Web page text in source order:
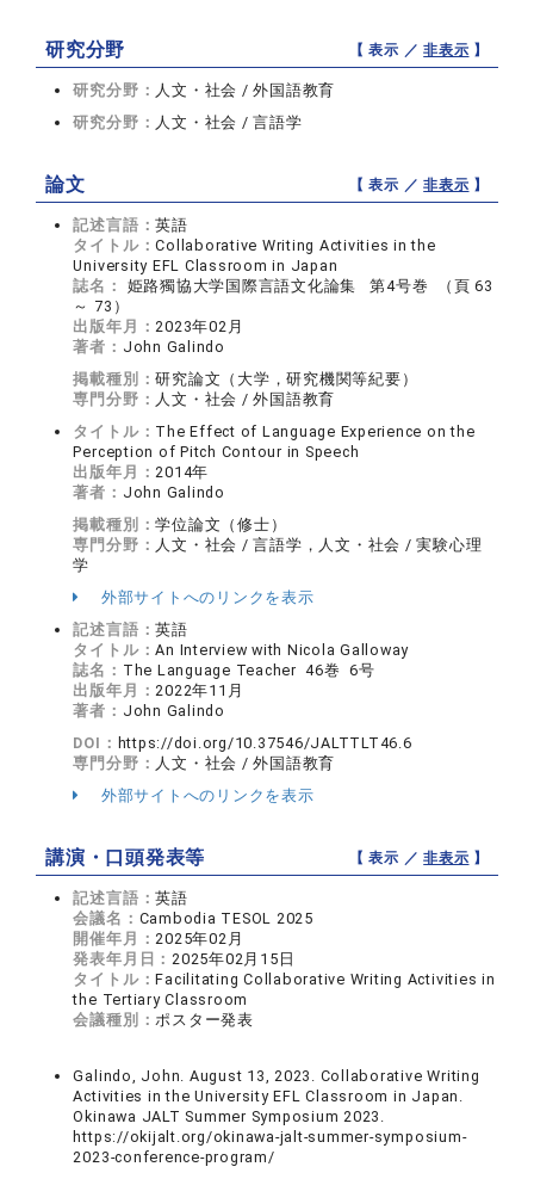
研究分野 【 表示 ／非表示 】
研究分野： 人文・社会 / 外国語教育
研究分野： 人文・社会 / 言語学
論文 【 表示 ／非表示 】
記述言語：英語
タイトル：Collaborative Writing Activities in the
University EFL Classroom in Japan
誌名：
姫路獨協大学国際言語文化論集 第4号巻 （頁 63
～ 73）
出版年月：2023年02月
著者： John Galindo
掲載種別：研究論文（大学，研究機関等紀要）
専門分野： 人文・社会 / 外国語教育
タイトル： The Effect of Language Experience on the
Perception of Pitch Contour in Speech
出版年月：2014年
著者： John Galindo
掲載種別：学位論文（修士）
専門分野： 人文・社会 / 言語学，人文・社会 / 実験心理
学
外部サイトへのリンクを表示
記述言語：英語
タイトル：An Interview with Nicola Galloway
誌名： The Language Teacher 46巻 6号
出版年月：2022年11月
著者： John Galindo
DOI： https://doi.org/10.37546/JALTTLT46.6
専門分野： 人文・社会 / 外国語教育
外部サイトへのリンクを表示
講演・口頭発表等 【 表示 ／非表示 】
記述言語：英語
会議名： Cambodia TESOL 2025
開催年月：2025年02月
発表年月日：2025年02月15日
タイトル：Facilitating Collaborative Writing Activities in
the Tertiary Classroom
会議種別：ポスター発表
Galindo, John. August 13, 2023. Collaborative Writing
Activities in the University EFL Classroom in Japan.
Okinawa JALT Summer Symposium 2023.
https://okijalt.org/okinawa-jalt-summer-symposium-
2023-conference-program/